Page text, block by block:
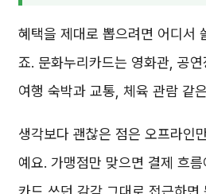
혜택을 제대로 뽑으려면 어디서
죠. 문화누리카드는 영화관, 공
여행 숙박과 교통, 체육 관람 같
생각보다 괜찮은 점은 오프라인
예요. 가맹점만 맞으면 결제 흐